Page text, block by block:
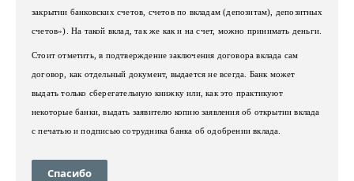
закрытии банковских счетов, счетов по вкладам (депозитам), депозитных
счетов»). На такой вклад, так же как и на счет, можно принимать деньги.
Стоит отметить, в подтверждение заключения договора вклада сам
договор, как отдельный документ, выдается не всегда. Банк может
выдать только сберегательную книжку или, как это практикуют
некоторые банки, выдать заявителю копию заявления об открытии вклада
с печатью и подписью сотрудника банка об одобрении вклада.
Спасибо